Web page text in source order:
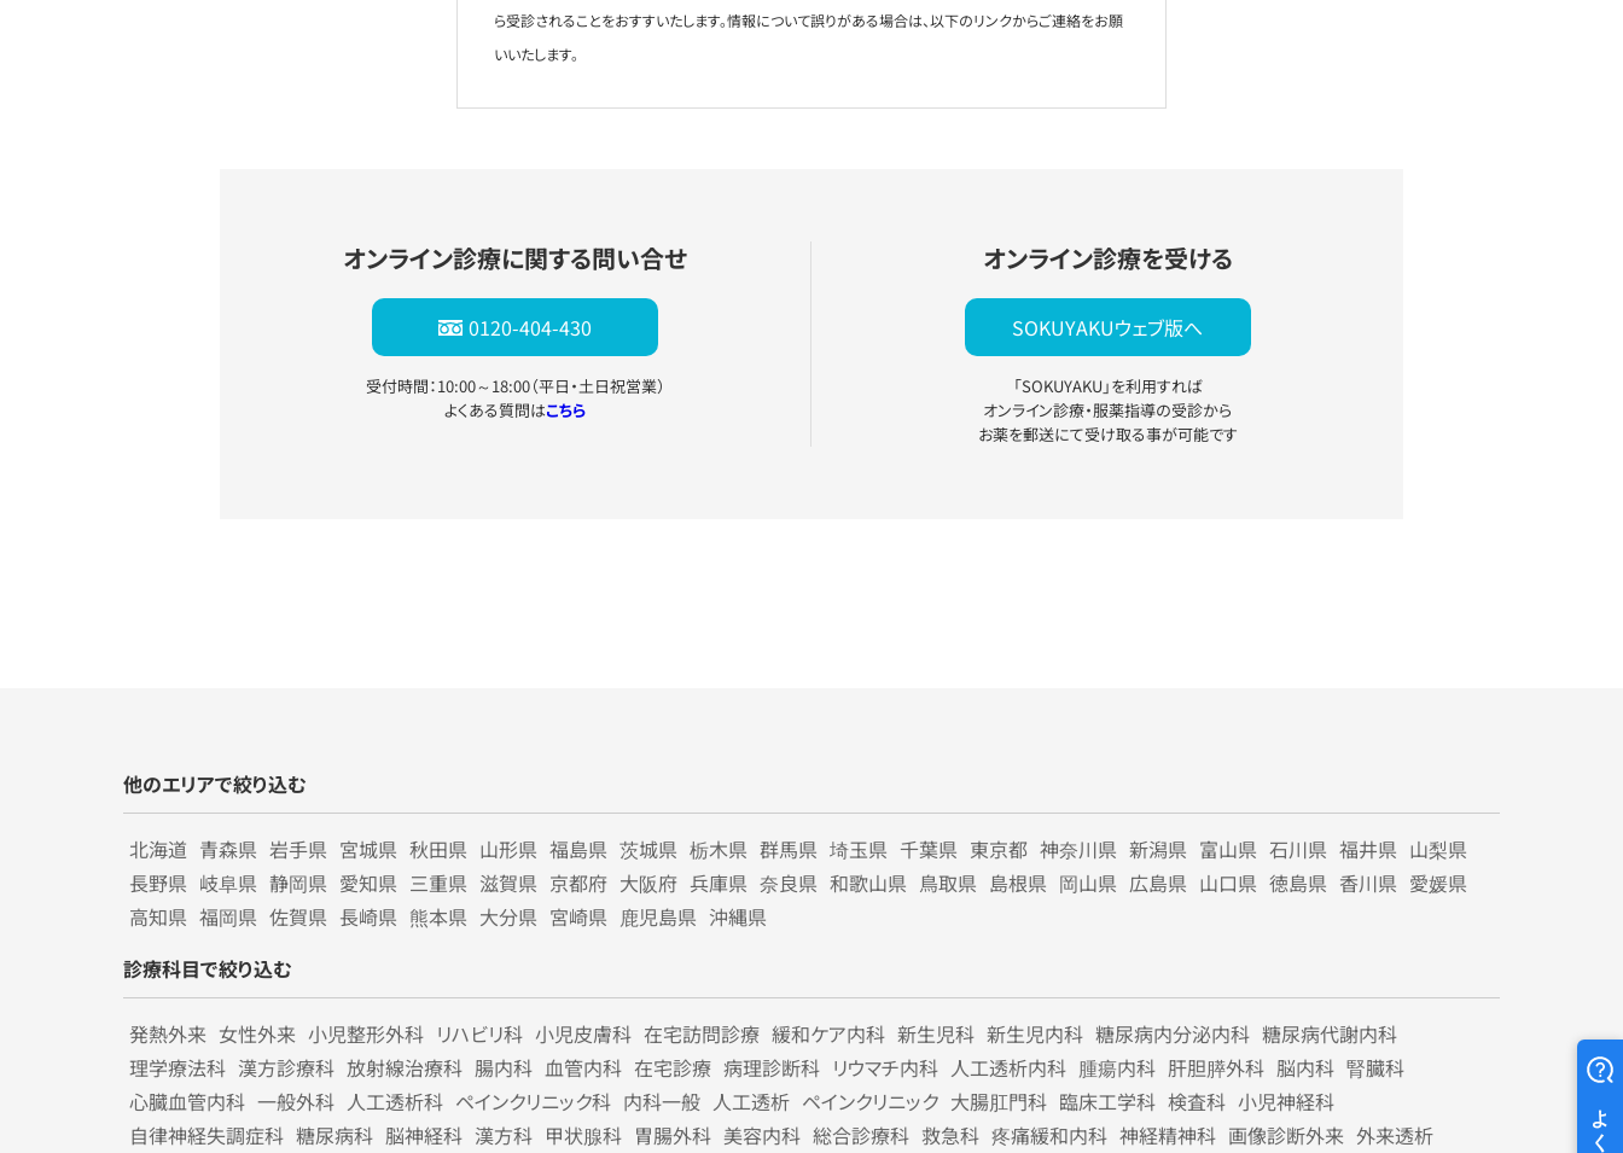
ら受診されることをおすすいたします。情報について誤りがある場合は、以下のリンクからご連絡をお願
いいたします。
オンライン診療に関する問い合せ
0120-404-430
受付時間：10:00～18:00（平日・土日祝営業）
よくある質問はこちら
オンライン診療を受ける
SOKUYAKUウェブ版へ
「SOKUYAKU」を利用すれば
オンライン診療・服薬指導の受診から
お薬を郵送にて受け取る事が可能です
他のエリアで絞り込む
北海道 青森県 岩手県 宮城県 秋田県 山形県 福島県 茨城県 栃木県 群馬県 埼玉県 千葉県 東京都 神奈川県 新潟県 富山県 石川県 福井県 山梨県
長野県 岐阜県 静岡県 愛知県 三重県 滋賀県 京都府 大阪府 兵庫県 奈良県 和歌山県 鳥取県 島根県 岡山県 広島県 山口県 徳島県 香川県 愛媛県
高知県 福岡県 佐賀県 長崎県 熊本県 大分県 宮崎県 鹿児島県 沖縄県
診療科目で絞り込む
発熱外来 女性外来 小児整形外科 リハビリ科 小児皮膚科 在宅訪問診療 緩和ケア内科 新生児科 新生児内科 糖尿病内分泌内科 糖尿病代謝内科
理学療法科 漢方診療科 放射線治療科 腸内科 血管内科 在宅診療 病理診断科 リウマチ内科 人工透析内科 腫瘍内科 肝胆膵外科 脳内科 腎臓科
心臓血管内科 一般外科 人工透析科 ペインクリニック科 内科一般 人工透析 ペインクリニック 大腸肛門科 臨床工学科 検査科 小児神経科
自律神経失調症科 糖尿病科 脳神経科 漢方科 甲状腺科 胃腸外科 美容内科 総合診療科 救急科 疼痛緩和内科 神経精神科 画像診断外来 外来透析